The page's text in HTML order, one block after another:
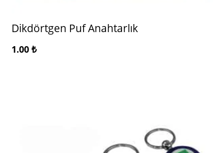
Dikdörtgen Puf Anahtarlık
1.00 ₺